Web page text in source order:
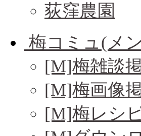
荻窪農園
梅コミュ(メ
[M]梅雑談
[M]梅画像
[M]梅レシ